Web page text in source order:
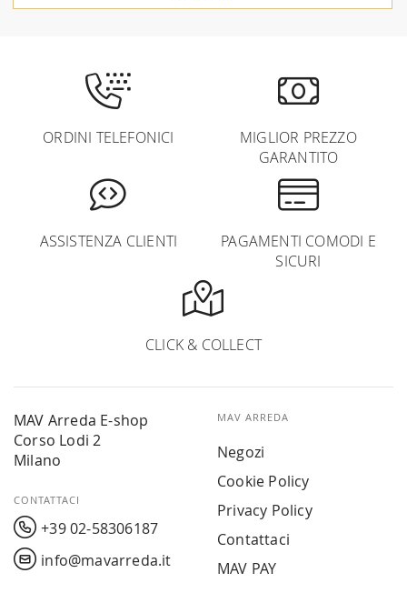
ORDINI TELEFONICI
MIGLIOR PREZZO
GARANTITO
ASSISTENZA CLIENTI
PAGAMENTI COMODI E
SICURI
CLICK & COLLECT
MAV Arreda E-shop
Corso Lodi 2
Milano
CONTATTACI
+39 02-58306187
info@mavarreda.it
MAV ARREDA
Negozi
Cookie Policy
Privacy Policy
Contattaci
MAV PAY